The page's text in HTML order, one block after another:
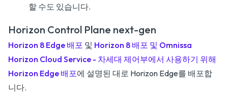
할 수도 있습니다.
Horizon Control Plane next-gen
Horizon 8 Edge 배포 및 Horizon 8 배포 및 Omnissa
Horizon Cloud Service - 차세대 제어부에서 사용하기 위해
Horizon Edge 배포에 설명된 대로 Horizon Edge를 배포합
니다.